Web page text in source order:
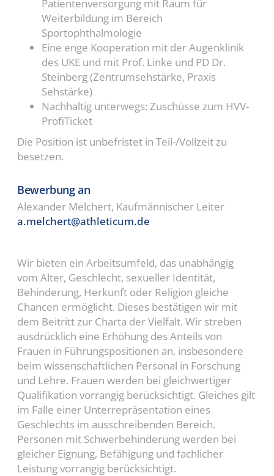
Patientenversorgung mit Raum für
Weiterbildung im Bereich
Sportophthalmologie
Eine enge Kooperation mit der Augenklinik
des UKE und mit Prof. Linke und PD Dr.
Steinberg (Zentrumsehstärke, Praxis
Sehstärke)
Nachhaltig unterwegs: Zuschüsse zum HVV-
ProfiTicket
Die Position ist unbefristet in Teil-/Vollzeit zu
besetzen.
Bewerbung an
Alexander Melchert, Kaufmännischer Leiter
a.melchert@athleticum.de
Wir bieten ein Arbeitsumfeld, das unabhängig
vom Alter, Geschlecht, sexueller Identität,
Behinderung, Herkunft oder Religion gleiche
Chancen ermöglicht. Dieses bestätigen wir mit
dem Beitritt zur Charta der Vielfalt. Wir streben
ausdrücklich eine Erhöhung des Anteils von
Frauen in Führungspositionen an, insbesondere
beim wissenschaftlichen Personal in Forschung
und Lehre. Frauen werden bei gleichwertiger
Qualifikation vorrangig berücksichtigt. Gleiches gilt
im Falle einer Unterrepräsentation eines
Geschlechts im ausschreibenden Bereich.
Personen mit Schwerbehinderung werden bei
gleicher Eignung, Befähigung und fachlicher
Leistung vorrangig berücksichtigt.